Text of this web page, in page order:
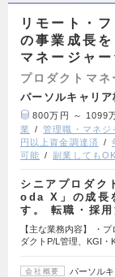
リモート・
の事業成長
マネージャ
プロダクトマネ
パーソルキャリア
800万円 ～ 1099
業
管理職・マネジ
円以上資金調達済
可能
副業してもOK
シニアプロダク
oda X」の成長
す。 転職・採
【主な業務内容】 ・
ダクトP/L管理、KGI・
会社概要
パーソル